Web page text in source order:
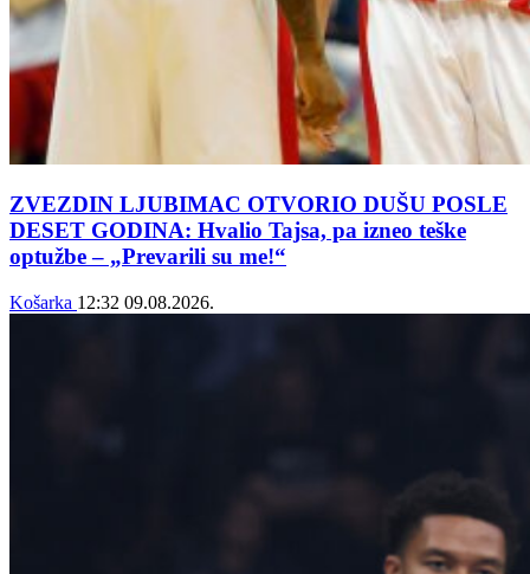
ZVEZDIN LJUBIMAC OTVORIO DUŠU POSLE
DESET GODINA: Hvalio Tajsa, pa izneo teške
optužbe – „Prevarili su me!“
Košarka 12:32 09.08.2026.